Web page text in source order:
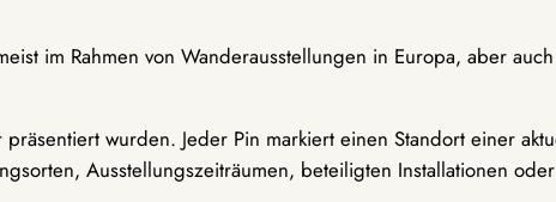
im Rahmen von Wanderausstellungen in Europa, aber
wurden. Jeder Pin markiert einen Standort einer
Ausstellungszeiträumen, beteiligten Installationen